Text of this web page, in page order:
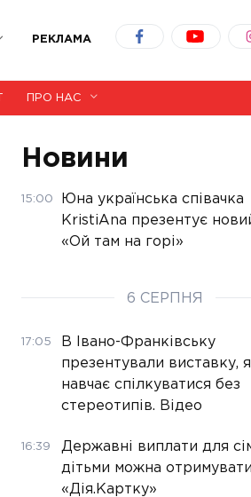
РЕКЛАМА
ПРО НАС
Новини
15:00
Юна українська співачка
KristiAna презентує
«Ой там на горі»
6 СЕРПНЯ
17:05
В Івано-Франківську
презентували виставку,
навчає спілкуватися без
стереотипів. Відео
16:39
Державні виплати для
дітьми можна
«Дія.Картку»